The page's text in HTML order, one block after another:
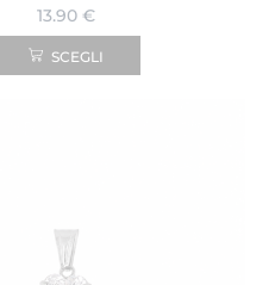
13.90 €
SCEGLI